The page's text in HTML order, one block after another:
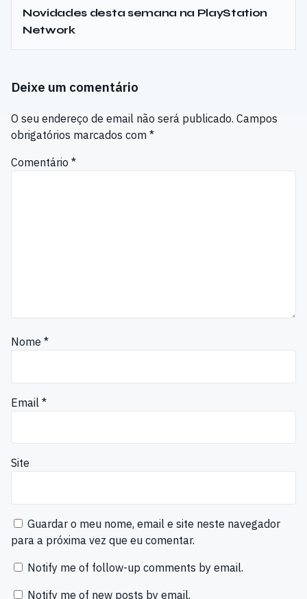
Novidades desta semana na PlayStation
Network
Deixe um comentário
O seu endereço de email não será publicado. Campos
obrigatórios marcados com *
Comentário *
Nome *
Email *
Site
Guardar o meu nome, email e site neste navegador
para a próxima vez que eu comentar.
Notify me of follow-up comments by email.
Notify me of new posts by email.